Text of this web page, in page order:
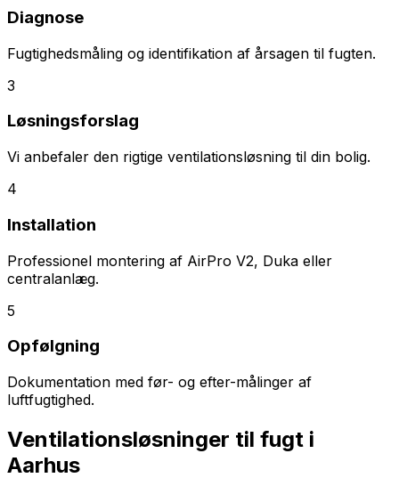
Diagnose
Fugtighedsmåling og identifikation af årsagen til fugten.
3
Løsningsforslag
Vi anbefaler den rigtige ventilationsløsning til din bolig.
4
Installation
Professionel montering af AirPro V2, Duka eller
centralanlæg.
5
Opfølgning
Dokumentation med før- og efter-målinger af
luftfugtighed.
Ventilationsløsninger til fugt i
Aarhus